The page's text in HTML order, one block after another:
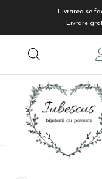
Livrarea se
Livrare